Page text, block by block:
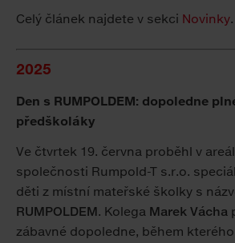
Celý článek najdete v sekci Novinky.
2025
Den s RUMPOLDEM: dopoledne
předškoláky
Ve čtvrtek 19. června proběhl v
společnosti Rumpold-T s.r.o.
děti z místní mateřské školky s
RUMPOLDEM. Kolega Marek Vácha
zábavné dopoledne, během